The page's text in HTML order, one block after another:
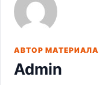
АВТОР МАТЕРИАЛА
Admin